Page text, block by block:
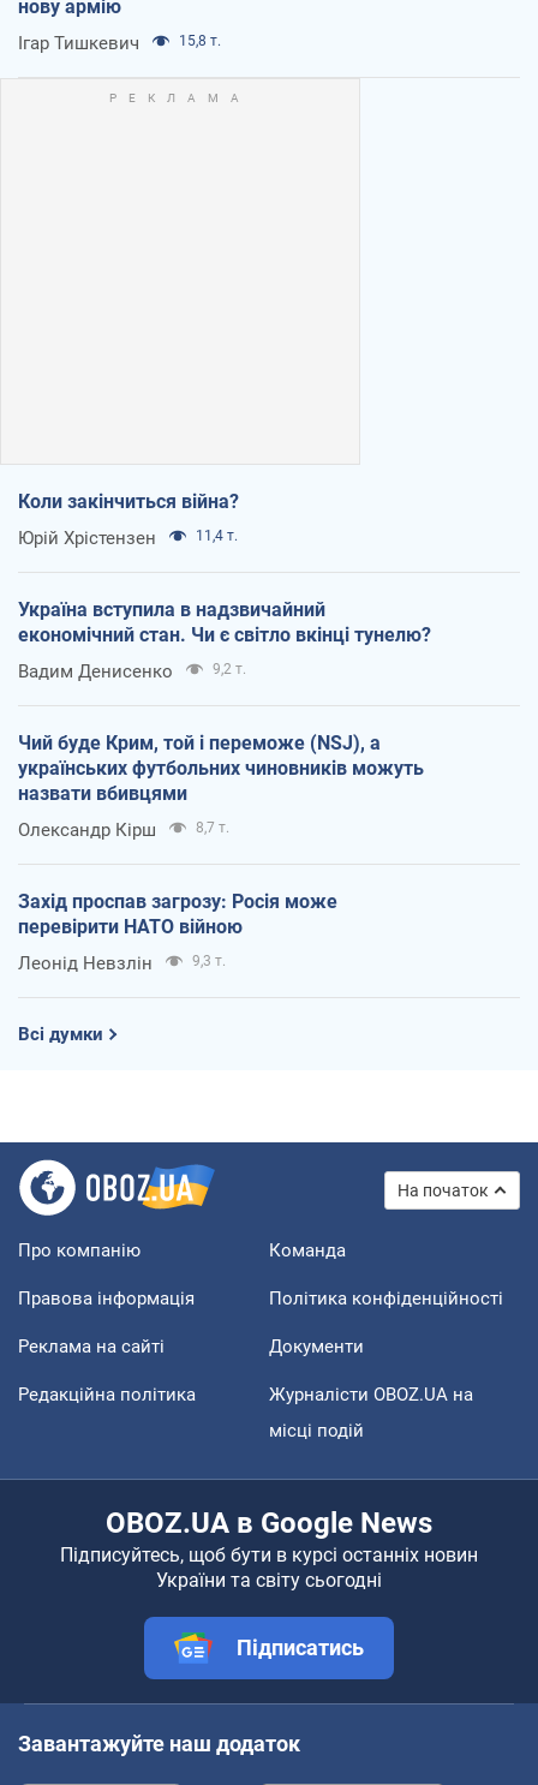
нову армію
Ігар Тишкевич 15,8 т.
Коли закінчиться війна?
Юрій Хрістензен 11,4 т.
Україна вступила в надзвичайний
економічний стан. Чи є світло вкінці тунелю?
Вадим Денисенко 9,2 т.
Чий буде Крим, той і переможе (NSJ), а
українських футбольних чиновників можуть
назвати вбивцями
Олександр Кірш 8,7 т.
Захід проспав загрозу: Росія може
перевірити НАТО війною
Леонід Невзлін 9,3 т.
Всі думки
На початок
Про компанію Команда
Правова інформація Політика конфіденційності
Реклама на сайті Документи
Редакційна політика
Журналісти OBOZ.UA на
місці подій
OBOZ.UA в Google News
Підписуйтесь, щоб бути в курсі останніх новин
України та світу сьогодні
Підписатись
Завантажуйте наш додаток